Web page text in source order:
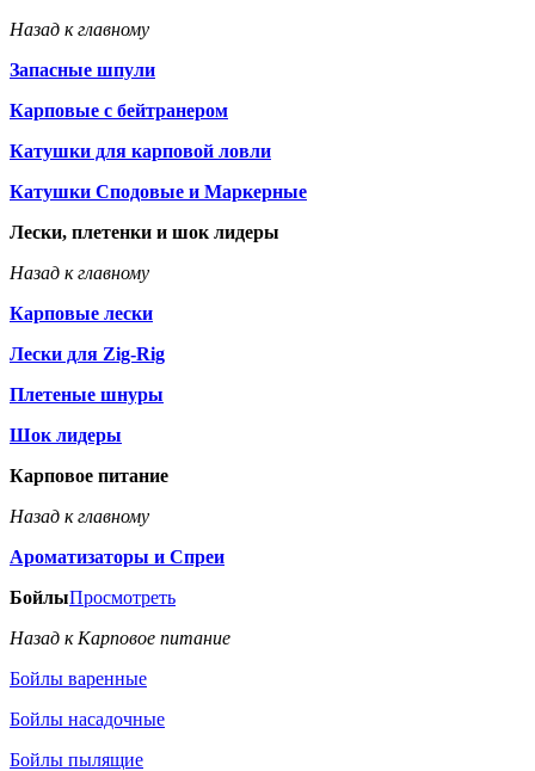
Назад к главному
Запасные шпули
Карповые с бейтранером
Катушки для карповой ловли
Катушки Сподовые и Маркерные
Лески, плетенки и шок лидеры
Назад к главному
Карповые лески
Лески для Zig-Rig
Плетеные шнуры
Шок лидеры
Карповое питание
Назад к главному
Ароматизаторы и Спреи
БойлыПросмотреть
Назад к Карповое питание
Бойлы варенные
Бойлы насадочные
Бойлы пылящие